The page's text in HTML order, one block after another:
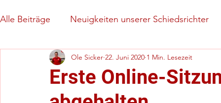
Alle Beiträge Neuigkeiten unserer Schiedsrichter
Regeln & besondere Spielsituationen
Erste Online-
Ole Sicker 22. Juni 2020 1 Min. Lesezeit